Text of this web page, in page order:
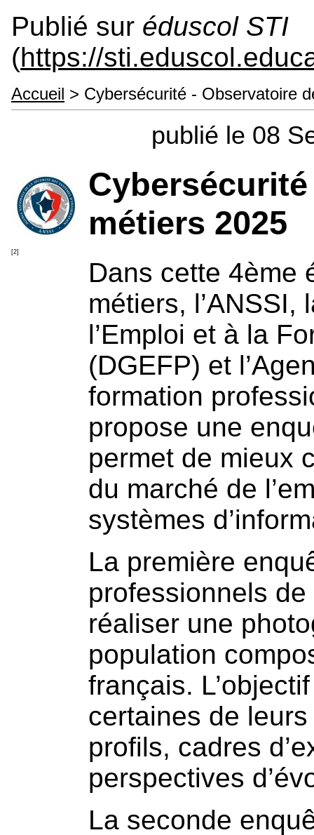
Publié sur éduscol STI
(https://
Accueil > Cybersécurité - Observatoire
publié le 08
[2]
métiers 2025
Dans cette 4ème
métiers,
l’Emploi et à la
(DGEFP) et
formation
propose une
permet de mieux
du marché de
systèmes
La première
professionnels
réaliser une
population
français.
certaines de
profils, cadres
perspectives
La seconde